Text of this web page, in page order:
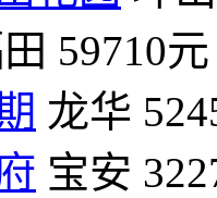
59710元
龙华
宝安